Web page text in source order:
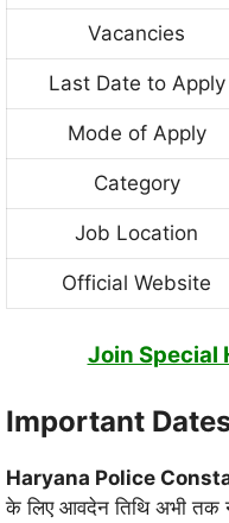
Vacancies
Last Date to Apply
Mode of Apply
Category
Job Location
Official Website
Join Special
Important Dates
Haryana Police
के लिए आवदेन तिथि अभी तक